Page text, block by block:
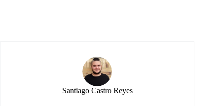
Santiago Castro Reyes